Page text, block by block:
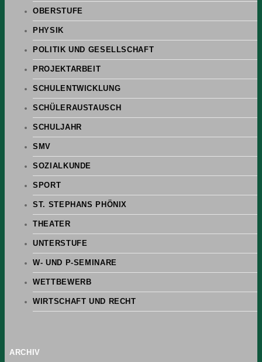
OBERSTUFE
PHYSIK
POLITIK UND GESELLSCHAFT
PROJEKTARBEIT
SCHULENTWICKLUNG
SCHÜLERAUSTAUSCH
SCHULJAHR
SMV
SOZIALKUNDE
SPORT
ST. STEPHANS PHÖNIX
THEATER
UNTERSTUFE
W- UND P-SEMINARE
WETTBEWERB
WIRTSCHAFT UND RECHT
ARCHIV